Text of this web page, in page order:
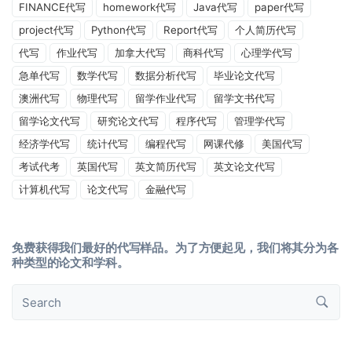
FINANCE代写
homework代写 Java代写
paper代写
project代写
Python代写 Report代写
个人简历代写
代写
作业代写 加拿大代写 商科代写
心理学代写
急单代写
数学代写 数据分析代写
毕业论文代写
澳洲代写
物理代写 留学作业代写
留学文书代写
留学论文代写
研究论文代写 程序代写
管理学代写
经济学代写
统计代写 编程代写 网课代修
美国代写
考试代考
英国代写 英文简历代写
英文论文代写
计算机代写
论文代写 金融代写
免费获得我们最好的代写样品。为了方便起见，我们将其分为各
种类型的论文和学科。